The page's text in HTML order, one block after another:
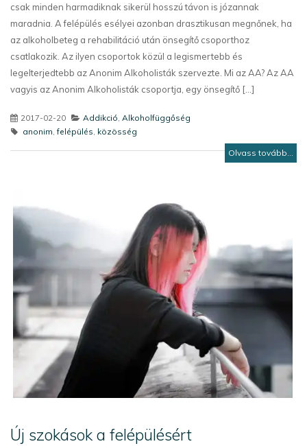
csak minden harmadiknak sikerül hosszú távon is józannak
maradnia. A felépülés esélyei azonban drasztikusan megnőnek, ha
az alkoholbeteg a rehabilitáció után önsegítő csoporthoz
csatlakozik. Az ilyen csoportok közül a legismertebb és
legelterjedtebb az Anonim Alkoholisták szervezte. Mi az AA? Az AA
vagyis az Anonim Alkoholisták csoportja, egy önsegítő [...]
2017-02-20 Addikció ,Alkoholfüggőség
anonim ,felépülés közösség
Olvass tovább...
Új szokások a felépülésért